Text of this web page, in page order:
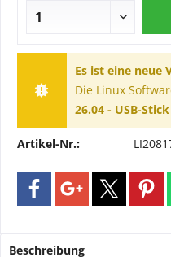
Es ist eine neue
Die Linux
26.04 - USB-Stick
Artikel-Nr.:
Beschreibung